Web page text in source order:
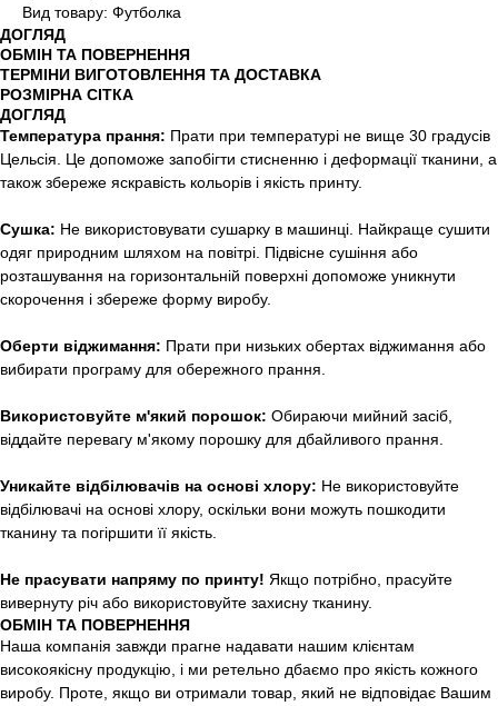
Вид товару: Футболка
ДОГЛЯД
ОБМІН ТА ПОВЕРНЕННЯ
ТЕРМІНИ ВИГОТОВЛЕННЯ ТА ДОСТАВКА
РОЗМІРНА СІТКА
ДОГЛЯД
Температура прання: Прати при температурі не вище 30 градусів
Цельсія. Це допоможе запобігти стисненню і деформації тканини, а
також збереже яскравість кольорів і якість принту.
Сушка: Не використовувати сушарку в машинці. Найкраще сушити
одяг природним шляхом на повітрі. Підвісне сушіння або
розташування на горизонтальній поверхні допоможе уникнути
скорочення і збереже форму виробу.
Оберти віджимання: Прати при низьких обертах віджимання або
вибирати програму для обережного прання.
Використовуйте м'який порошок: Обираючи мийний засіб,
віддайте перевагу м'якому порошку для дбайливого прання.
Уникайте відбілювачів на основі хлору: Не використовуйте
відбілювачі на основі хлору, оскільки вони можуть пошкодити
тканину та погіршити її якість.
Не прасувати напряму по принту! Якщо потрібно, прасуйте
вивернуту річ або використовуйте захисну тканину.
ОБМІН ТА ПОВЕРНЕННЯ
Наша компанія завжди прагне надавати нашим клієнтам
високоякісну продукцію, і ми ретельно дбаємо про якість кожного
виробу. Проте, якщо ви отримали товар, який не відповідає Вашим